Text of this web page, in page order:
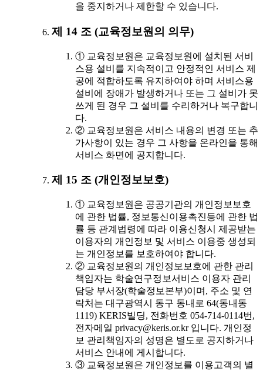
을 중지하거나 제한할 수 있습니다.
제 14 조 (교육정보원의 의무)
① 교육정보원은 교육정보원에 설치된 서비
스용 설비를 지속적이고 안정적인 서비스 제
공에 적합하도록 유지하여야 하며 서비스용
설비에 장애가 발생하거나 또는 그 설비가 못
쓰게 된 경우 그 설비를 수리하거나 복구합니
다.
② 교육정보원은 서비스 내용의 변경 또는 추
가사항이 있는 경우 그 사항을 온라인을 통해
서비스 화면에 공지합니다.
제 15 조 (개인정보보호)
① 교육정보원은 공공기관의 개인정보보호
에 관한 법률, 정보통신이용촉진등에 관한 법
률 등 관계법령에 따라 이용신청시 제공받는
이용자의 개인정보 및 서비스 이용중 생성되
는 개인정보를 보호하여야 합니다.
② 교육정보원의 개인정보보호에 관한 관리
책임자는 학술연구정보서비스 이용자 관리
담당 부서장(학술정보본부)이며, 주소 및 연
락처는 대구광역시 동구 동내로 64(동내동
1119) KERIS빌딩, 전화번호 054-714-0114번,
전자메일 privacy@keris.or.kr 입니다. 개인정
보 관리책임자의 성명은 별도로 공지하거나
서비스 안내에 게시합니다.
③ 교육정보원은 개인정보를 이용고객의 별